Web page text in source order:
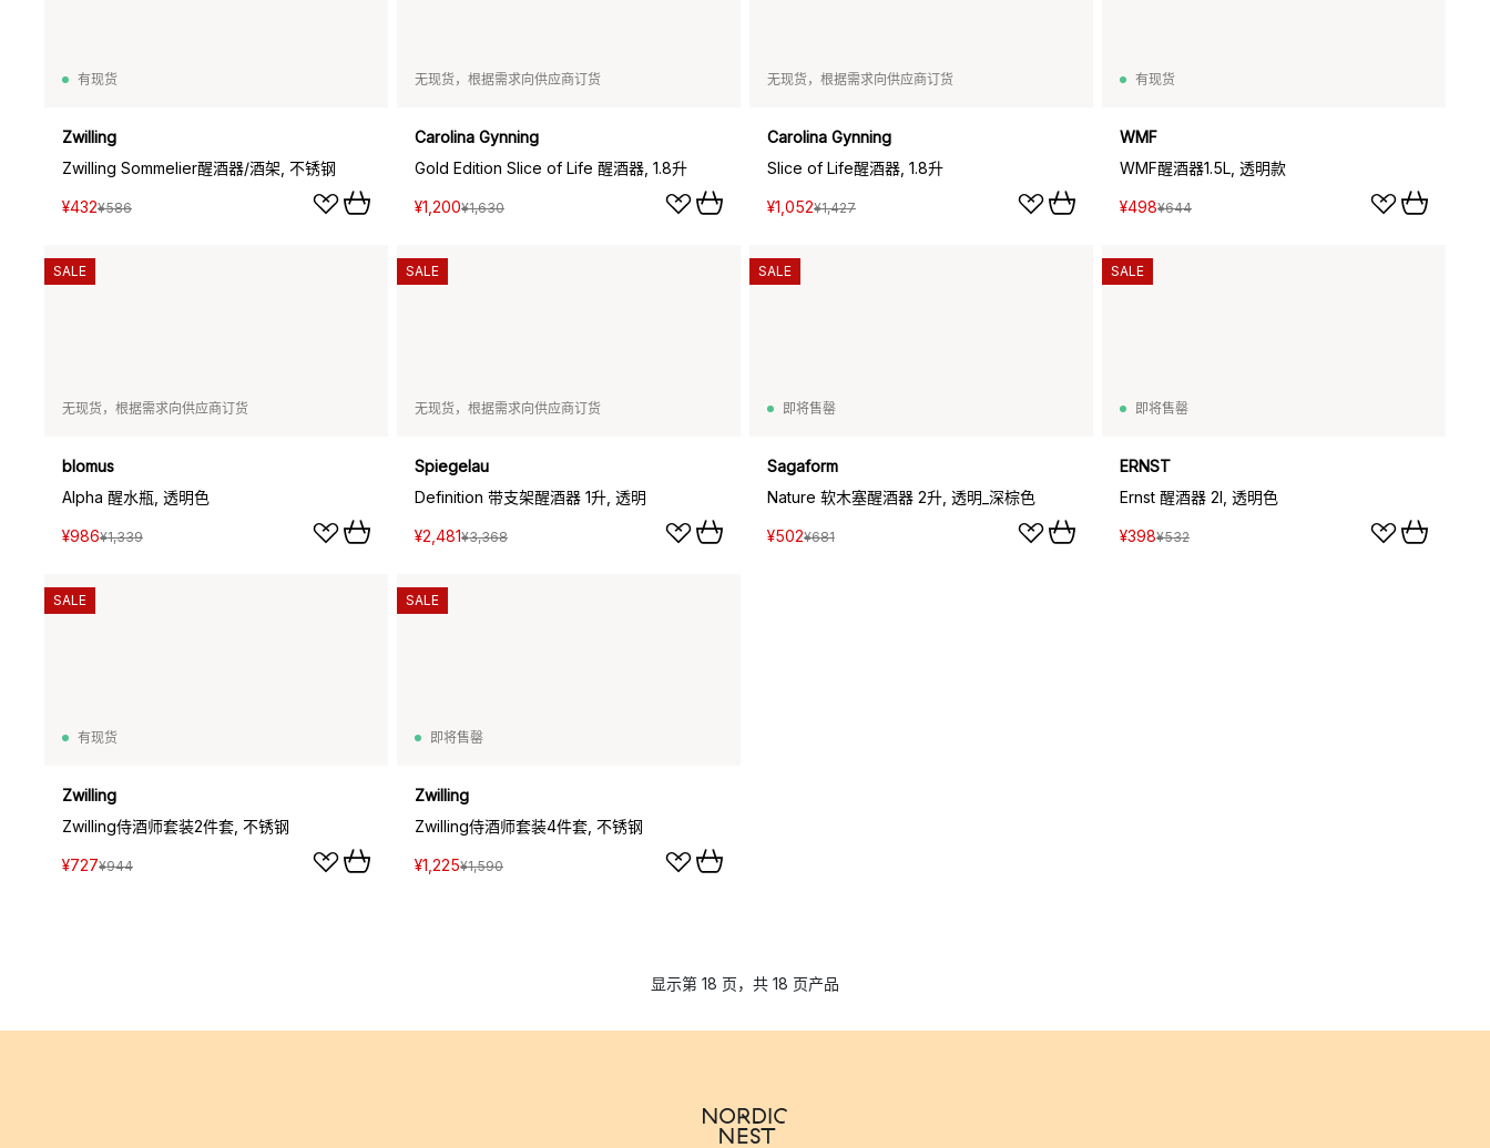
有现货
Zwilling
Zwilling Sommelier醒酒器/酒架, 不锈钢
¥432¥586
无现货，根据需求向供应商订货
Carolina Gynning
Gold Edition Slice of Life 醒酒器, 1.8升
¥1,200¥1,630
无现货，根据需求向供应商订货
Carolina Gynning
Slice of Life醒酒器, 1.8升
¥1,052¥1,427
有现货
WMF
WMF醒酒器1.5L, 透明款
¥498¥644
无现货，根据需求向供应商订货
blomus
Alpha 醒水瓶, 透明色
¥986¥1,339
SALE
无现货，根据需求向供应商订货
Spiegelau
Definition 带支架醒酒器 1升, 透明
¥2,481¥3,368
SALE
即将售罄
Sagaform
Nature 软木塞醒酒器 2升, 透明_深棕色
¥502¥681
SALE
即将售罄
ERNST
Ernst 醒酒器 2l, 透明色
¥398¥532
SALE
有现货
Zwilling
Zwilling侍酒师套装2件套, 不锈钢
¥727¥944
SALE
即将售罄
Zwilling
Zwilling侍酒师套装4件套, 不锈钢
¥1,225¥1,590
SALE
显示第 18 页，共 18 页产品